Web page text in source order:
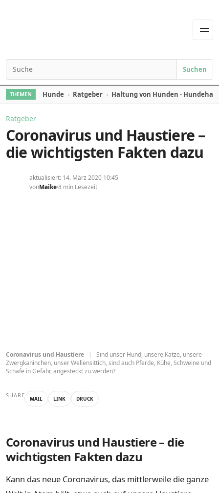
Search for:
Suchen
THEMEN Hunde Ratgeber Haltung von Hunden -
Ratgeber
Coronavirus und Haustiere –
die wichtigsten Fakten dazu
aktualisiert: 14. März 2020 10:45
vonMaike8 min Lesezeit
Coronavirus und Haustiere |
Sind unser Hund, unsere Katze, unsere
Zwergkaninchen, unser Wellensittich, sind auch Pferde, Kühe, Schweine und
Schafe in Gefahr, angesteckt zu werden?
SHARE MAIL LINK DRUCK
Coronavirus und Haustiere – die
wichtigsten Fakten dazu
Kann das neue Coronavirus, das mittlerweile die ganze